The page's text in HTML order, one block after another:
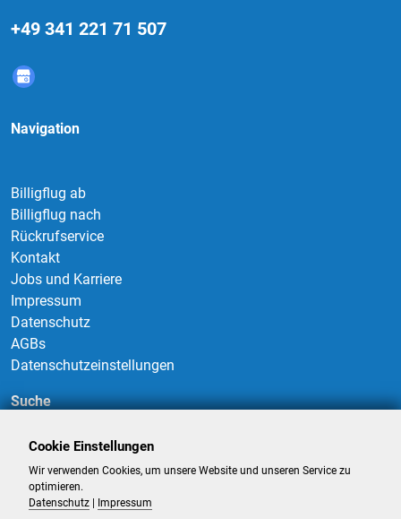
+49 341 221 71 507
Navigation
Billigflug ab
Billigflug nach
Rückrufservice
Kontakt
Jobs und Karriere
Impressum
Datenschutz
AGBs
Datenschutzeinstellungen
Suche
Suchen
Cookie Einstellungen
Wir verwenden Cookies, um unsere Website und unseren Service zu
optimieren.
Datenschutz
Impressum